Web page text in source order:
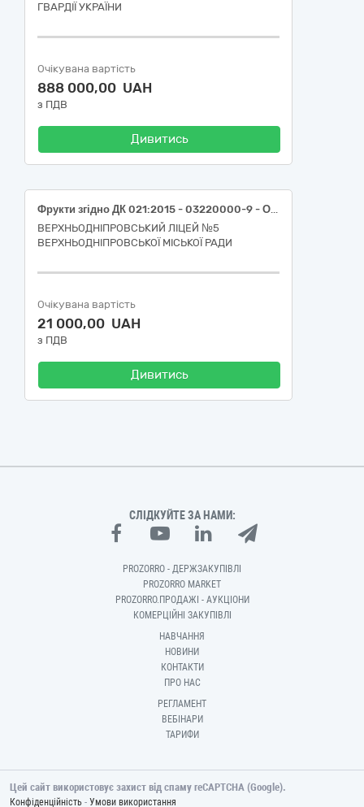
ГВАРДІЇ УКРАЇНИ
Очікувана вартість
888 000,00 UAH
з ПДВ
Дивитись
Фрукти згідно ДК 021:2015 - 03220000-9 - Овочі, фрукти та горіхи
ВЕРХНЬОДНІПРОВСЬКИЙ ЛІЦЕЙ №5
ВЕРХНЬОДНІПРОВСЬКОЇ МІСЬКОЇ РАДИ
Очікувана вартість
21 000,00 UAH
з ПДВ
Дивитись
СЛІДКУЙТЕ ЗА НАМИ:
PROZORRO - ДЕРЖЗАКУПІВЛІ
PROZORRO MARKET
PROZORRO.ПРОДАЖІ - АУКЦІОНИ
КОМЕРЦІЙНІ ЗАКУПІВЛІ
НАВЧАННЯ
НОВИНИ
КОНТАКТИ
ПРО НАС
РЕГЛАМЕНТ
ВЕБІНАРИ
ТАРИФИ
Цей сайт використовує захист від спаму reCAPTCHA (Google).
Конфіденційність - Умови використання